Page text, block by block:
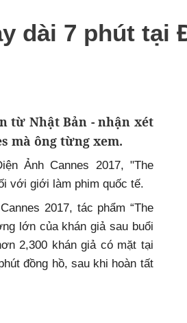
dài 7 phút tại
từ Nhật Bản - nhận xét
mà ông từng xem.
Ảnh Cannes 2017, "The
với giới làm phim quốc tế.
2017, tác phẩm “The
lớn của khán giả sau buổi
2,300 khán giả có mặt tại
đồng hồ, sau khi hoàn tất